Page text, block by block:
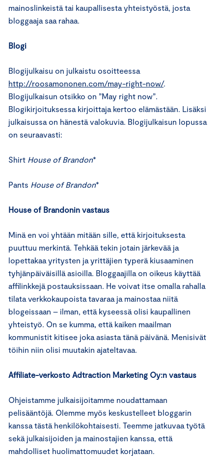
mainoslinkeistä tai kaupallisesta yhteistyöstä, josta
bloggaaja saa rahaa.
Blogi
Blogijulkaisu on julkaistu osoitteessa
http://roosamononen.com/may-right-now/.
Blogijulkaisun otsikko on ”May right now”.
Blogikirjoituksessa kirjoittaja kertoo elämästään. Lisäksi
julkaisussa on hänestä valokuvia. Blogijulkaisun lopussa
on seuraavasti:
Shirt House of Brandon*
Pants House of Brandon*
House of Brandonin vastaus
Minä en voi yhtään mitään sille, että kirjoituksesta
puuttuu merkintä. Tehkää tekin jotain järkevää ja
lopettakaa yritysten ja yrittäjien typerä kiusaaminen
tyhjänpäiväisillä asioilla. Bloggaajilla on oikeus käyttää
affilinkkejä postauksissaan. He voivat itse omalla rahalla
tilata verkkokaupoista tavaraa ja mainostaa niitä
blogeissaan – ilman, että kyseessä olisi kaupallinen
yhteistyö. On se kumma, että kaiken maailman
kommunistit kitisee joka asiasta tänä päivänä. Menisivät
töihin niin olisi muutakin ajateltavaa.
Affiliate-verkosto Adtraction Marketing Oy:n vastaus
Ohjeistamme julkaisijoitamme noudattamaan
pelisääntöjä. Olemme myös keskustelleet bloggarin
kanssa tästä henkilökohtaisesti. Teemme jatkuvaa työtä
sekä julkaisijoiden ja mainostajien kanssa, että
mahdolliset huolimattomuudet korjataan.